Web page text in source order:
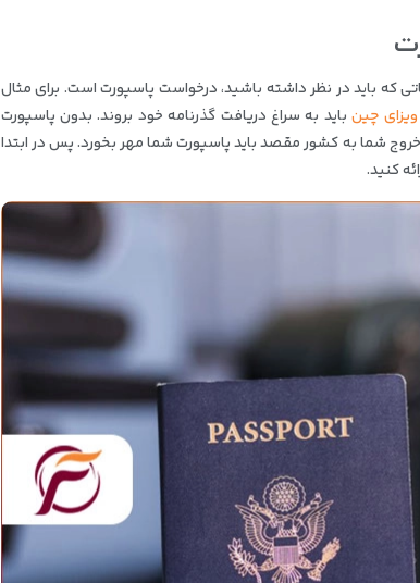
که باید در نظر داشته باشید، درخواست پاسپورت است. برای مثال
چینباید به سراغ دریافت گذرنامه خود بروند. بدون پاسپورت
شما به کشور مقصد باید پاسپورت شما مهر بخورد. پس در ابتدا
کنید.